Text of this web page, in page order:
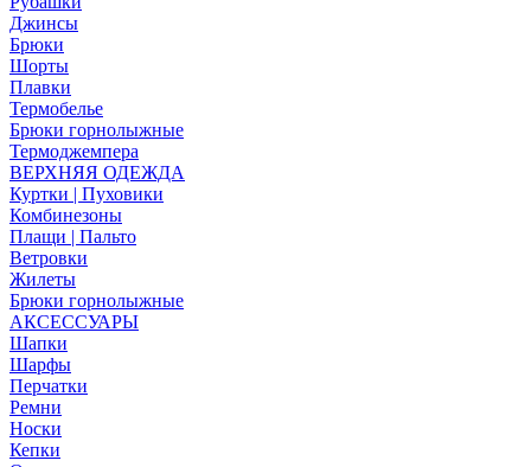
Джинсы
Брюки
Шорты
Плавки
Термобелье
Брюки горнолыжные
Термоджемпера
ВЕРХНЯЯ ОДЕЖДА
Куртки | Пуховики
Комбинезоны
Плащи | Пальто
Ветровки
Жилеты
Брюки горнолыжные
АКСЕССУАРЫ
Шапки
Шарфы
Перчатки
Ремни
Носки
Кепки